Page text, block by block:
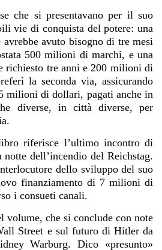
che si presentavano per il suo
vie di conquista del potere: una
avuto bisogno di tre mesi
500 milioni di marchi, e una
richiesto tre anni e 200 milioni di
la seconda via, assicurando
milioni di dollari, pagati anche in
diverse, in città diverse, per
riferisce l’ultimo incontro di
dell’incendio del Reichstag.
dello sviluppo del suo
finanziamento di 7 milioni di
i consueti canali.
volume, che si conclude con note
Street e sul futuro di Hitler da
Warburg. Dico «presunto»